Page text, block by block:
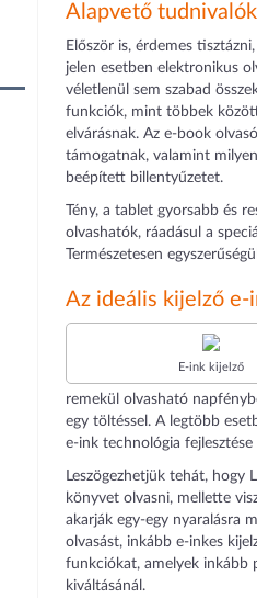
Alapvető tudnivalók
Először is, érdemes
jelen esetben elektronikus
véletlenül sem szabad
funkciók, mint többek
elvárásnak. Az e-book
támogatnak, valamint
beépített billentyűzetet.
Tény, a tablet gyorsabb és
olvashatók, ráadásul a
Természetesen
Az ideális kijelző e-
E-ink kijelző
remekül olvasható
egy töltéssel. A legtöbb
e-ink technológia
Leszögezhetjük tehát, hogy
könyvet olvasni, mellette
akarják egy-egy nyaralásra
olvasást, inkább e-inkes
funkciókat, amelyek inkább
kiváltásánál.